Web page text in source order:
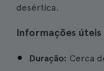
desértica.
Informações úteis
Duração: Cerca